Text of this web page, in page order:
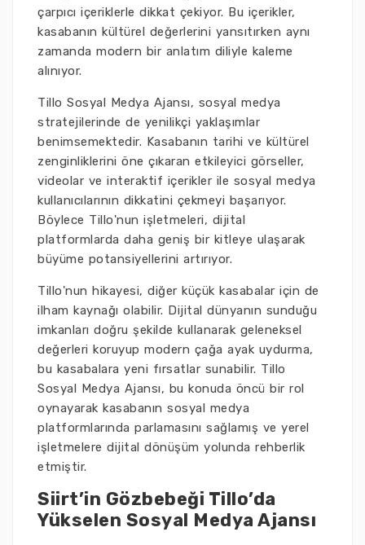
çarpıcı içeriklerle dikkat çekiyor. Bu içerikler,
kasabanın kültürel değerlerini yansıtırken aynı
zamanda modern bir anlatım diliyle kaleme
alınıyor.
Tillo Sosyal Medya Ajansı, sosyal medya
stratejilerinde de yenilikçi yaklaşımlar
benimsemektedir. Kasabanın tarihi ve kültürel
zenginliklerini öne çıkaran etkileyici görseller,
videolar ve interaktif içerikler ile sosyal medya
kullanıcılarının dikkatini çekmeyi başarıyor.
Böylece Tillo'nun işletmeleri, dijital
platformlarda daha geniş bir kitleye ulaşarak
büyüme potansiyellerini artırıyor.
Tillo'nun hikayesi, diğer küçük kasabalar için de
ilham kaynağı olabilir. Dijital dünyanın sunduğu
imkanları doğru şekilde kullanarak geleneksel
değerleri koruyup modern çağa ayak uydurma,
bu kasabalara yeni fırsatlar sunabilir. Tillo
Sosyal Medya Ajansı, bu konuda öncü bir rol
oynayarak kasabanın sosyal medya
platformlarında parlamasını sağlamış ve yerel
işletmelere dijital dönüşüm yolunda rehberlik
etmiştir.
Siirt’in Gözbebeği Tillo’da
Yükselen Sosyal Medya Ajansı